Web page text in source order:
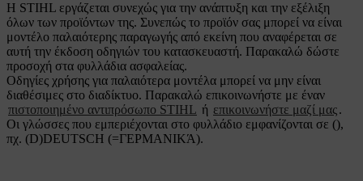
Η STIHL εργάζεται συνεχώς για την ανάπτυξη και την εξέλιξη
όλων των προϊόντων της. Συνεπώς το προϊόν σας μπορεί να είναι
μοντέλο παλαιότερης παραγωγής από εκείνη που αναφέρεται σε
αυτή την έκδοση οδηγιών του κατασκευαστή. Παρακαλώ δώστε
προσοχή στα φυλλάδια ασφαλείας.
Οδηγίες χρήσης για παλαιότερα μοντέλα μπορεί να μην είναι
διαθέσιμες στο διαδίκτυο. Παρακαλώ επικοινωνήστε με έναν
πιστοποιημένο αντιπρόσωπο STIHL ή επικοινωνήστε μαζί μας.
Οι γλώσσες που εμπεριέχονται στο φυλλάδιο εμφανίζονται σε (),
πχ. (D)DEUTSCH (=ΓΕΡΜΑΝΙΚΆ).